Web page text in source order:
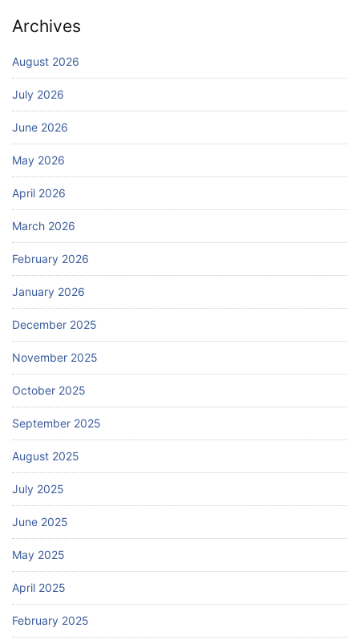
Archives
August 2026
July 2026
June 2026
May 2026
April 2026
March 2026
February 2026
January 2026
December 2025
November 2025
October 2025
September 2025
August 2025
July 2025
June 2025
May 2025
April 2025
February 2025